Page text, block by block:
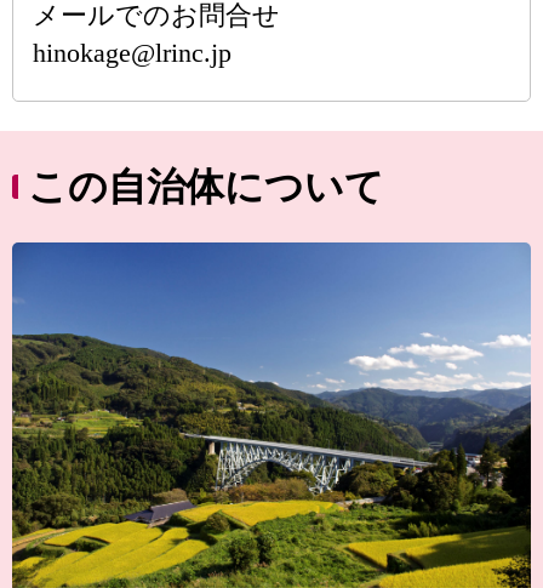
メールでのお問合せ
hinokage@lrinc.jp
この自治体について